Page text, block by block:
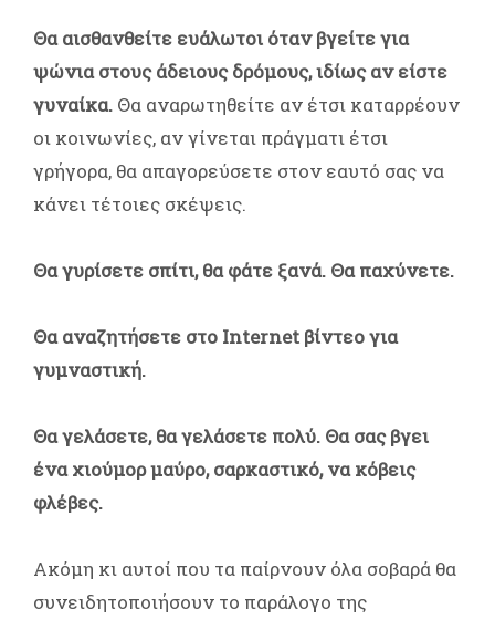
Θα αισθανθείτε ευάλωτοι όταν βγείτε για
ψώνια στους άδειους δρόμους, ιδίως αν είστε
γυναίκα. Θα αναρωτηθείτε αν έτσι καταρρέουν
οι κοινωνίες, αν γίνεται πράγματι έτσι
γρήγορα, θα απαγορεύσετε στον εαυτό σας να
κάνει τέτοιες σκέψεις.
Θα γυρίσετε σπίτι, θα φάτε ξανά. Θα παχύνετε.
Θα αναζητήσετε στο Internet βίντεο για
γυμναστική.
Θα γελάσετε, θα γελάσετε πολύ. Θα σας βγει
ένα χιούμορ μαύρο, σαρκαστικό, να κόβεις
φλέβες.
Ακόμη κι αυτοί που τα παίρνουν όλα σοβαρά θα
συνειδητοποιήσουν το παράλογο της